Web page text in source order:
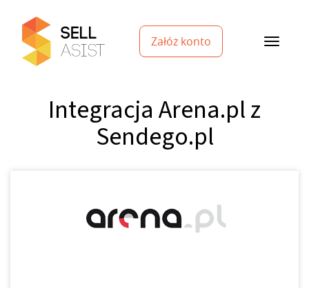
Załóż konto
Integracja Arena.pl z
Sendego.pl